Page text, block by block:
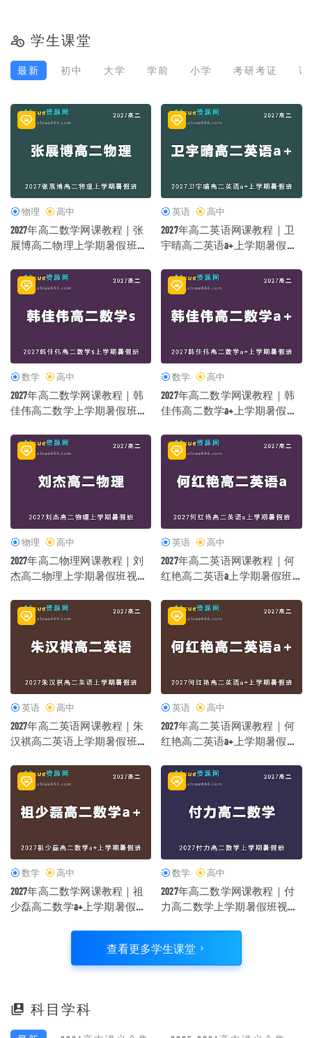
学生课堂
最新 初中 大学 学前 小学 考研考证 语
物理 高中
2027年高二数学网课教程｜张
展博高二物理上学期暑假班视
英语 高中
2027年高二英语网课教程｜卫
宇晴高二英语a+上学期暑假班
数学 高中
2027年高二数学网课教程｜韩
佳伟高二数学上学期暑假班视
数学 高中
2027年高二数学网课教程｜韩
佳伟高二数学a+上学期暑假班
物理 高中
2027年高二物理网课教程｜刘
杰高二物理上学期暑假班视频
英语 高中
2027年高二英语网课教程｜何
红艳高二英语a上学期暑假班
英语 高中
2027年高二英语网课教程｜朱
汉祺高二英语上学期暑假班视
英语 高中
2027年高二英语网课教程｜何
红艳高二英语a+上学期暑假班
数学 高中
2027年高二数学网课教程｜祖
少磊高二数学a+上学期暑假班
数学 高中
2027年高二数学网课教程｜付
力高二数学上学期暑假班视频
查看更多学生课堂
科目学科